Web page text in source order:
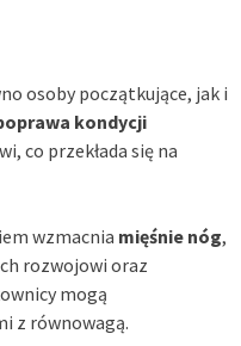
osoby początkujące, jak i
kondycji
co przekłada się na
wzmacnia mięśnie nóg,
rozwojowi oraz
mogą
z równowagą.